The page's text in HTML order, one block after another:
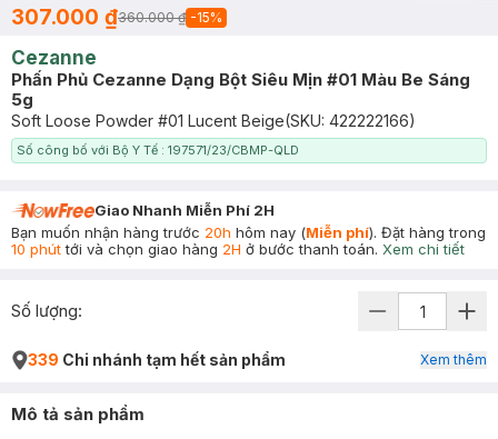
307.000 ₫360.000 ₫ -15%
Cezanne
Phấn Phủ Cezanne Dạng Bột Siêu Mịn #01 Màu Be Sáng
5g
Soft Loose Powder #01 Lucent Beige(SKU: 422222166)
Số công bố với Bộ Y Tế : 197571/23/CBMP-QLD
Giao Nhanh Miễn Phí 2H
Bạn muốn nhận hàng trước 20h hôm nay (Miễn phí). Đặt hàng trong
10 phúttới và chọn giao hàng 2H ở bước thanh toán. Xem chi tiết
Số lượng:
339 Chi nhánh tạm hết sản phẩm Xem thêm
Mô tả sản phẩm